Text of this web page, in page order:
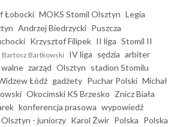
Łobocki MOKS Stomil Olsztyn Legia
Andrzej Biedrzycki Puszcza
Krzysztof Filipek II liga Stomil II
Bartosz Bartkowski IV liga sędzia arbiter
walne zarząd Olsztyn stadion Stomilu
Łódź gadżety Puchar Polski Michał
Okocimski KS Brzesko Znicz Biała
konferencja prasowa wypowiedź
- juniorzy Karol Żwir Polska Polska